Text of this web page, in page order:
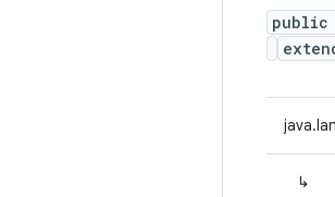
public
↳